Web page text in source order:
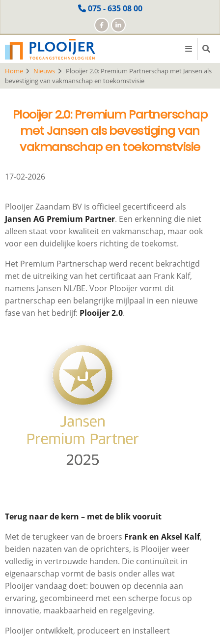
content
075 - 635 08 00
Home Nieuws
Plooijer 2.0: Premium Partnerschap met Jansen als
bevestiging van vakmanschap en toekomstvisie
Plooijer 2.0: Premium Partnerschap
met Jansen als bevestiging van
vakmanschap en toekomstvisie
17-02-2026
Plooijer Zaandam BV is officieel gecertificeerd als
Jansen AG Premium Partner. Een erkenning die niet
alleen staat voor kwaliteit en vakmanschap, maar ook
voor een duidelijke koers richting de toekomst.
Het Premium Partnerschap werd recent bekrachtigd
met de uitreiking van het certificaat aan Frank Kalf,
namens Jansen NL/BE. Voor Plooijer vormt dit
partnerschap een belangrijke mijlpaal in een nieuwe
fase van het bedrijf: Plooijer 2.0.
Terug naar de kern – met de blik vooruit
Met de terugkeer van de broers Frank en Aksel Kalf,
beiden nazaten van de oprichters, is Plooijer weer
volledig in vertrouwde handen. Die continuïteit in
eigenaarschap vormt de basis onder alles wat
Plooijer vandaag doet: bouwen op decennia aan
ervaring, gecombineerd met een scherpe focus op
innovatie, maakbaarheid en regelgeving.
Plooijer ontwikkelt, produceert en installeert